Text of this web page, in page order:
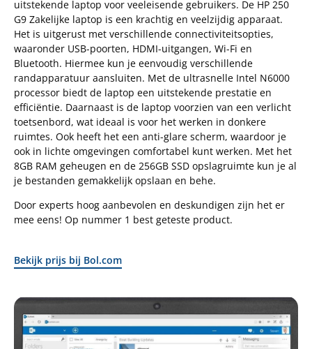
uitstekende laptop voor veeleisende gebruikers. De HP 250
G9 Zakelijke laptop is een krachtig en veelzijdig apparaat.
Het is uitgerust met verschillende connectiviteitsopties,
waaronder USB-poorten, HDMI-uitgangen, Wi-Fi en
Bluetooth. Hiermee kun je eenvoudig verschillende
randapparatuur aansluiten. Met de ultrasnelle Intel N6000
processor biedt de laptop een uitstekende prestatie en
efficiëntie. Daarnaast is de laptop voorzien van een verlicht
toetsenbord, wat ideaal is voor het werken in donkere
ruimtes. Ook heeft het een anti-glare scherm, waardoor je
ook in lichte omgevingen comfortabel kunt werken. Met het
8GB RAM geheugen en de 256GB SSD opslagruimte kun je al
je bestanden gemakkelijk opslaan en behe.
Door experts hoog aanbevolen en deskundigen zijn het er
mee eens! Op nummer 1 best geteste product.
Bekijk prijs bij Bol.com